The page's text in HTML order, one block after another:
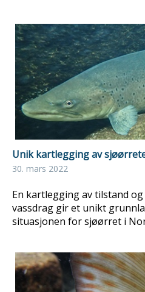
Unik kartlegging av
30. mars 2022
En kartlegging av tilstand
vassdrag gir et unikt
situasjonen for sjøørret i